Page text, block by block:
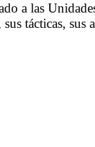
a las
tácticas, sus